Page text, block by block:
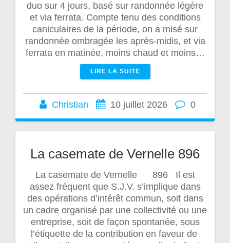
duo sur 4 jours, basé sur randonnée légère
et via ferrata. Compte tenu des conditions
caniculaires de la période, on a misé sur
randonnée ombragée les après-midis, et via
ferrata en matinée, moins chaud et moins…
LIRE LA SUITE
Christian 10 juillet 2026 0
La casemate de Vernelle 896
La casemate de Vernelle 896 Il est
assez fréquent que S.J.V. s’implique dans
des opérations d’intérêt commun, soit dans
un cadre organisé par une collectivité ou une
entreprise, soit de façon spontanée, sous
l’étiquette de la contribution en faveur de